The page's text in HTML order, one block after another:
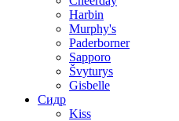
Harbin
Murphy's
Paderborner
Sapporo
Švyturys
Gisbelle
Сидр
Kiss